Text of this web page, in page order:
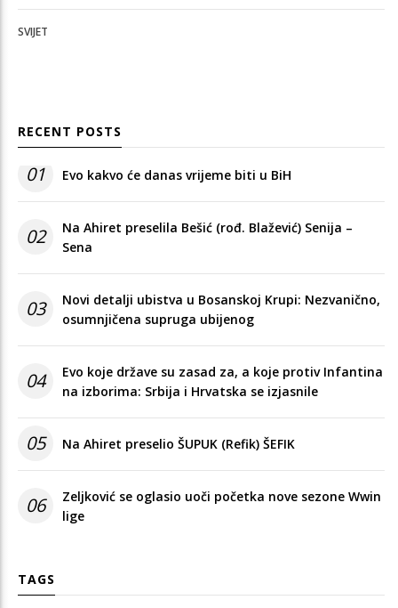
SVIJET
RECENT POSTS
01 Evo kakvo će danas vrijeme biti u BiH
02
Na Ahiret preselila Bešić (rođ. Blažević) Senija –
Sena
03
Novi detalji ubistva u Bosanskoj Krupi: Nezvanično,
osumnjičena supruga ubijenog
04
Evo koje države su zasad za, a koje protiv Infantina
na izborima: Srbija i Hrvatska se izjasnile
05 Na Ahiret preselio ŠUPUK (Refik) ŠEFIK
06
Zeljković se oglasio uoči početka nove sezone Wwin
lige
TAGS